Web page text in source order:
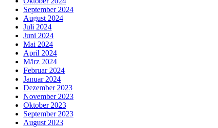
September 2024
August 2024
Juli 2024
Juni 2024
Mai 2024
April 2024
März 2024
Februar 2024
Januar 2024
Dezember 2023
November 2023
Oktober 2023
September 2023
August 2023